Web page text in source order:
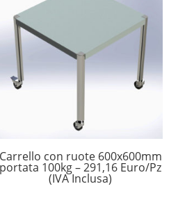
Carrello con ruote 600x600mm
portata 100kg – 291,16 Euro/Pz
(IVA Inclusa)